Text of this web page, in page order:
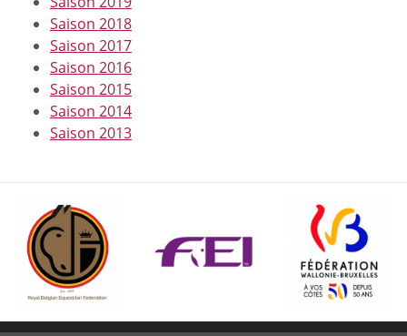
Saison 2018
Saison 2017
Saison 2016
Saison 2015
Saison 2014
Saison 2013